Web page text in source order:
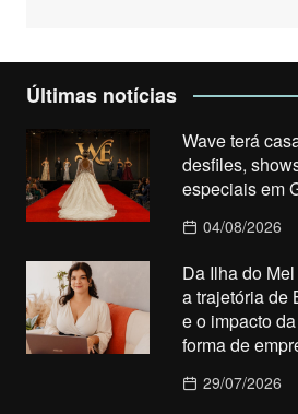
Últimas notícias
Wave terá
desfiles,
especiais em
04/08/2026
Da Ilha do
a trajetória de
e o impacto
forma de
29/07/2026